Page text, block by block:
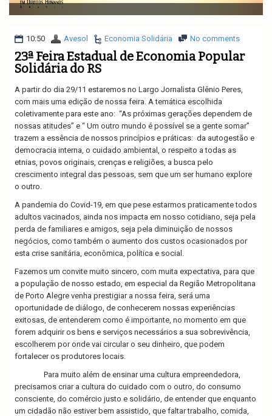
v
i
a
i
10:50 Avesol Economia Solidária No comments
23ª Feira Estadual de Economia Popular
Solidária do RS
A partir do dia 29/11 estaremos no Largo Jornalista Glênio Peres,
com mais uma edição de nossa feira. A temática escolhida
coletivamente para este ano: “As próximas gerações dependem de
nossas atitudes” e “ Um outro mundo é possível se a gente somar”
trazem a essência de nossos princípios e práticas: da autogestão e
democracia interna, o cuidado ambiental, o respeito a todas as
etnias, povos originais, crenças e religiões, a busca pelo
crescimento integral das pessoas, sem que um ser humano explore
o outro.
A pandemia do Covid-19, em que pese estarmos praticamente todos
adultos vacinados, ainda nos impacta em nosso cotidiano, seja pela
perda de familiares e amigos, seja pela diminuição de nossos
negócios, como também o aumento dos custos ocasionados por
esta crise sanitária, econômica, política e social.
Fazemos um convite muito sincero, com muita expectativa, para que
a população de nosso estado, em especial da Região Metropolitana
de Porto Alegre venha prestigiar a nossa feira, será uma
oportunidade de diálogo, de conhecerem nossas experiências
exitosas, de entenderem como é importante, no momento em que
forem adquirir os bens e serviços necessários a sua sobrevivência,
escolherem por onde vai circular o seu dinheiro, que podem
fortalecer os produtores locais.
Para muito além de ensinar uma cultura empreendedora,
precisamos criar a cultura do cuidado com o outro, do consumo
consciente, do comércio justo e solidário, de entender que enquanto
um cidadão não estiver bem assistido, que faltar trabalho, comida,